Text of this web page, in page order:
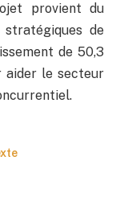
provient du
de
de 50,3
aider le secteur